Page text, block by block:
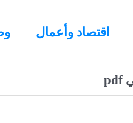
اقتصاد وأعمال